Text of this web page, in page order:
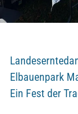
Elbauenpark
Ein Fest der